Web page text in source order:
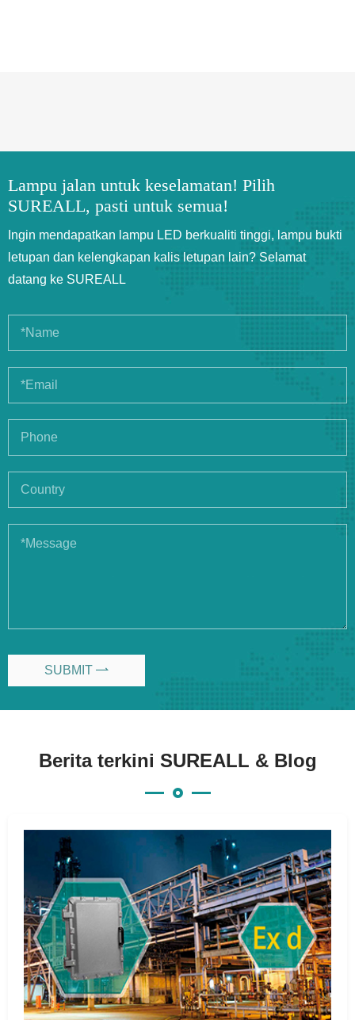
Lampu jalan untuk keselamatan! Pilih
SUREALL, pasti untuk semua!
Ingin mendapatkan lampu LED berkualiti tinggi, lampu bukti
letupan dan kelengkapan kalis letupan lain? Selamat
datang ke SUREALL
SUBMIT 
Berita terkini SUREALL & Blog